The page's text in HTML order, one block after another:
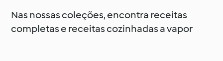
Nas nossas coleções, encontra receitas
completas e receitas cozinhadas a vapor